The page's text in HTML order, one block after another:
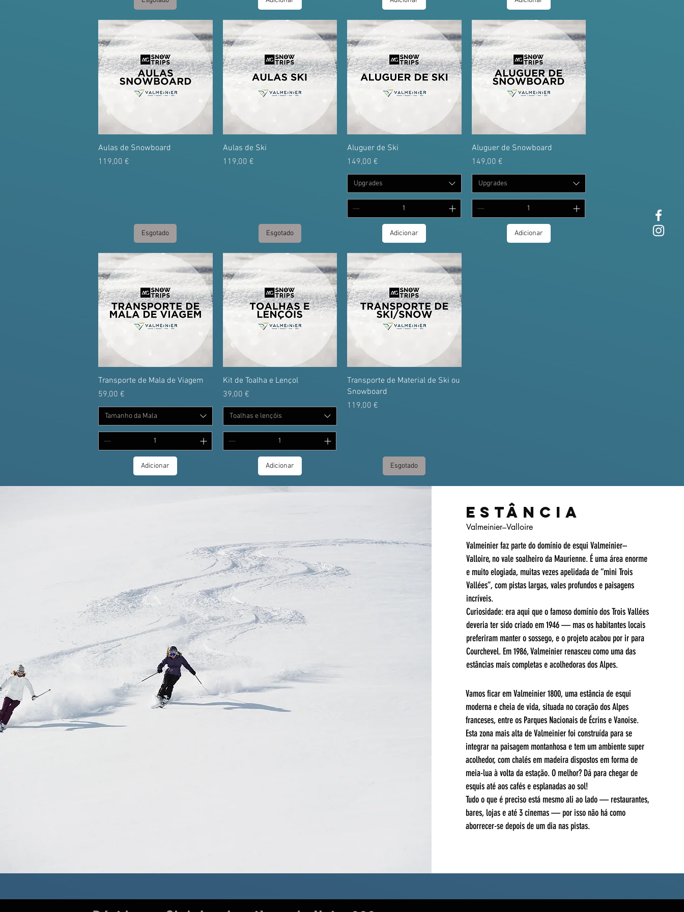
Aulas de Snowboard
Preço
119,00 €
Esgotado
Aulas de Ski
Preço
119,00 €
Esgotado
Aluguer de Ski
Preço
149,00 €
Upgrades
Adicionar
Aluguer de Snowboard
Preço
149,00 €
Upgrades
Adicionar
Transporte de Mala de Viagem
Preço
59,00 €
Tamanho da Mala
Adicionar
Kit de Toalha e Lençol
Preço
39,00 €
Toalhas e lençóis
Adicionar
Transporte de Material de Ski ou
Snowboard
Preço
119,00 €
Esgotado
Estância
Valmeinier–Valloire
Valmeinier faz parte do domínio de esqui Valmeinier–
Valloire, no vale soalheiro da Maurienne. É uma área enorme
e muito elogiada, muitas vezes apelidada de “mini Trois
Vallées”, com pistas largas, vales profundos e paisagens
incríveis.
Curiosidade: era aqui que o famoso domínio dos Trois Vallées
deveria ter sido criado em 1946 — mas os habitantes locais
preferiram manter o sossego, e o projeto acabou por ir para
Courchevel. Em 1986, Valmeinier renasceu como uma das
estâncias mais completas e acolhedoras dos Alpes.
Vamos ficar em Valmeinier 1800, uma estância de esqui
moderna e cheia de vida, situada no coração dos Alpes
franceses, entre os Parques Nacionais de Écrins e Vanoise.
Esta zona mais alta de Valmeinier foi construída para se
integrar na paisagem montanhosa e tem um ambiente super
acolhedor, com chalés em madeira dispostos em forma de
meia-lua à volta da estação. O melhor? Dá para chegar de
esquis até aos cafés e esplanadas ao sol!
Tudo o que é preciso está mesmo ali ao lado — restaurantes,
bares, lojas e até 3 cinemas — por isso não há como
aborrecer-se depois de um dia nas pistas.